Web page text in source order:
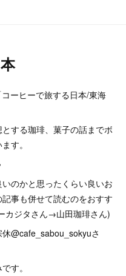
ーヒーで旅する日本/東海
する珈琲、菓子の話までボ
す。
のかと思ったくらい良いお
事も併せて読むのをおすす
カジタさん→山田珈琲さん)
@cafe_sabou_sokyuさ
す。